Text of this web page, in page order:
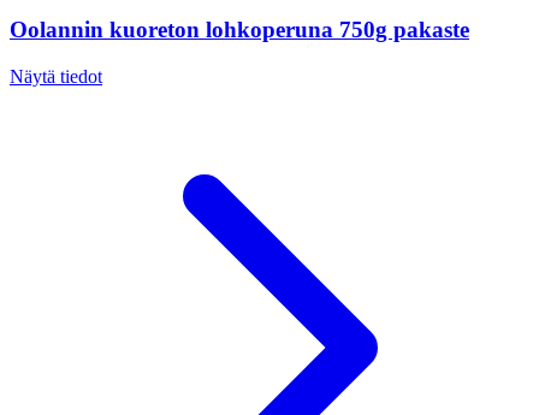
Oolannin kuoreton lohkoperuna 750g pakaste
Näytä tiedot